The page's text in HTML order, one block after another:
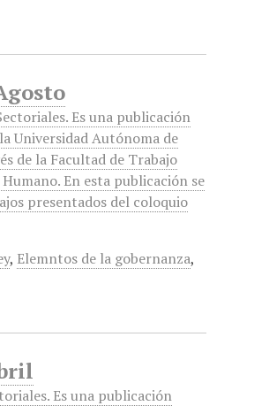
Es una publicación
Universidad Autónoma de
de la Facultad de Trabajo
En esta publicación se
presentados del coloquio
, Elemntos de la gobernanza,
Es una publicación